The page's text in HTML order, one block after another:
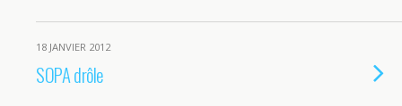
18 JANVIER 2012
SOPA drôle